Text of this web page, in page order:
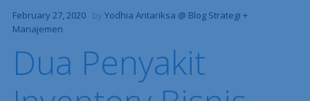
February 27, 2020 by Yodhia Antariksa @ Blog Strategi +
Manajemen
Dua Penyakit